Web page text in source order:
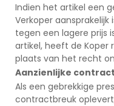
Indien het artikel een
Verkoper
tegen een lagere prijs
artikel, heeft de Koper
plaats van het recht
Aanzienlijke
Als een gebrekkige
contractbreuk